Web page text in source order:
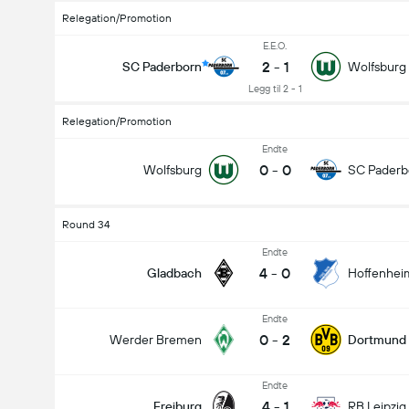
Relegation/Promotion
SC Paderborn
E.E.O.
2 - 1
Legg til 2 - 1
Wolfsburg
Relegation/Promotion
Wolfsburg
Endte
0 - 0 SC
Round 34
Gladbach
Endte
4 - 0
Werder Bremen
Endte
0 - 2 Dortmund
Endte